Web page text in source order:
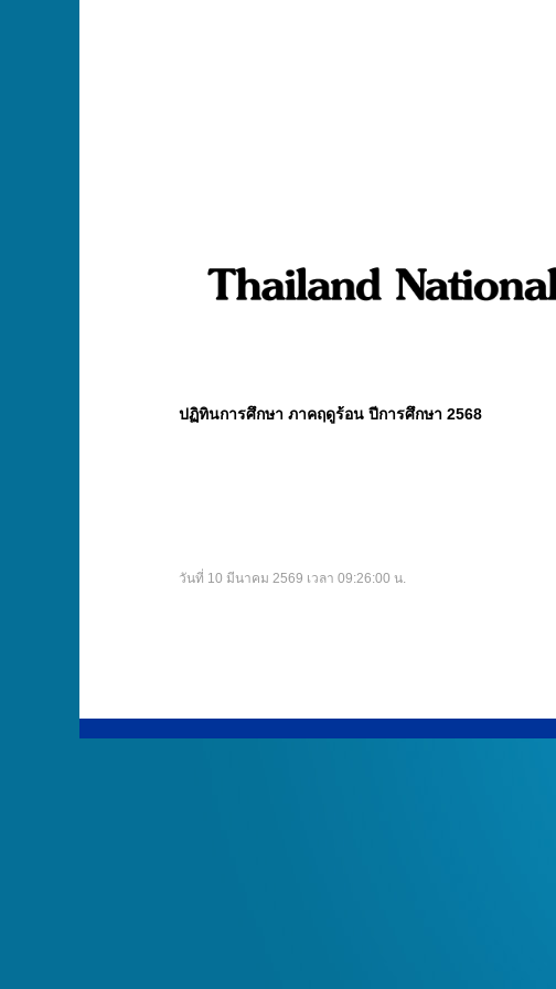
ปฏิทินการศึกษา ภาคฤดูร้อน ปีการศึกษา 2568
วันที่ 10 มีนาคม 2569 เวลา 09:26:00 น.